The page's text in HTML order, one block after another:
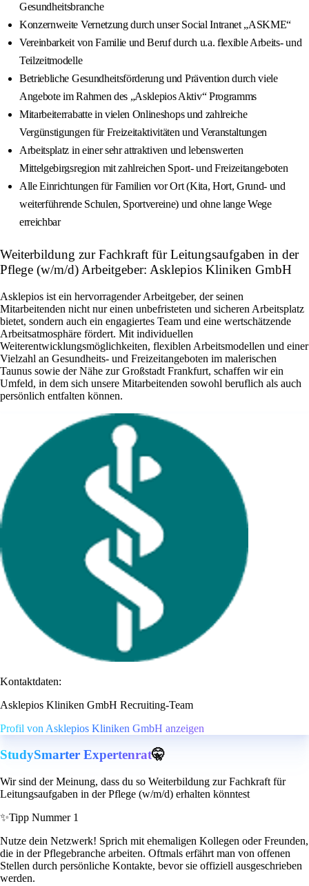
Gesundheitsbranche
Konzernweite Vernetzung durch unser Social Intranet „ASKME“
Vereinbarkeit von Familie und Beruf durch u.a. flexible Arbeits- und
Teilzeitmodelle
Betriebliche Gesundheitsförderung und Prävention durch viele
Angebote im Rahmen des „Asklepios Aktiv“ Programms
Mitarbeiterrabatte in vielen Onlineshops und zahlreiche
Vergünstigungen für Freizeitaktivitäten und Veranstaltungen
Arbeitsplatz in einer sehr attraktiven und lebenswerten
Mittelgebirgsregion mit zahlreichen Sport- und Freizeitangeboten
Alle Einrichtungen für Familien vor Ort (Kita, Hort, Grund- und
weiterführende Schulen, Sportvereine) und ohne lange Wege
erreichbar
Weiterbildung zur Fachkraft für Leitungsaufgaben in der
Pflege (w/m/d) Arbeitgeber: Asklepios Kliniken GmbH
Asklepios ist ein hervorragender Arbeitgeber, der seinen
Mitarbeitenden nicht nur einen unbefristeten und sicheren Arbeitsplatz
bietet, sondern auch ein engagiertes Team und eine wertschätzende
Arbeitsatmosphäre fördert. Mit individuellen
Weiterentwicklungsmöglichkeiten, flexiblen Arbeitsmodellen und einer
Vielzahl an Gesundheits- und Freizeitangeboten im malerischen
Taunus sowie der Nähe zur Großstadt Frankfurt, schaffen wir ein
Umfeld, in dem sich unsere Mitarbeitenden sowohl beruflich als auch
persönlich entfalten können.
Kontaktdaten:
Asklepios Kliniken GmbH Recruiting-Team
Profil von Asklepios Kliniken GmbH anzeigen
StudySmarter Expertenrat🤫
Wir sind der Meinung, dass du so Weiterbildung zur Fachkraft für
Leitungsaufgaben in der Pflege (w/m/d) erhalten könntest
✨Tipp Nummer 1
Nutze dein Netzwerk! Sprich mit ehemaligen Kollegen oder Freunden,
die in der Pflegebranche arbeiten. Oftmals erfährt man von offenen
Stellen durch persönliche Kontakte, bevor sie offiziell ausgeschrieben
werden.